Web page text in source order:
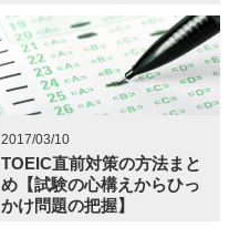
2017/03/10
TOEIC直前対策の方法まと
め【試験の心構えからひっ
かけ問題の把握】